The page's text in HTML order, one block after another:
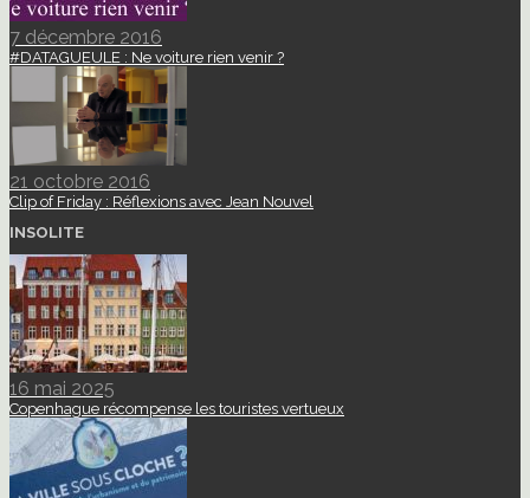
7 décembre 2016
#DATAGUEULE : Ne voiture rien venir ?
21 octobre 2016
Clip of Friday : Réflexions avec Jean Nouvel
INSOLITE
16 mai 2025
Copenhague récompense les touristes vertueux